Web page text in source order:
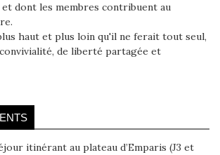
et dont les membres contribuent au
haut et plus loin qu'il ne ferait tout seul,
de liberté partagée et
itinérant au plateau d’Emparis (J3 et